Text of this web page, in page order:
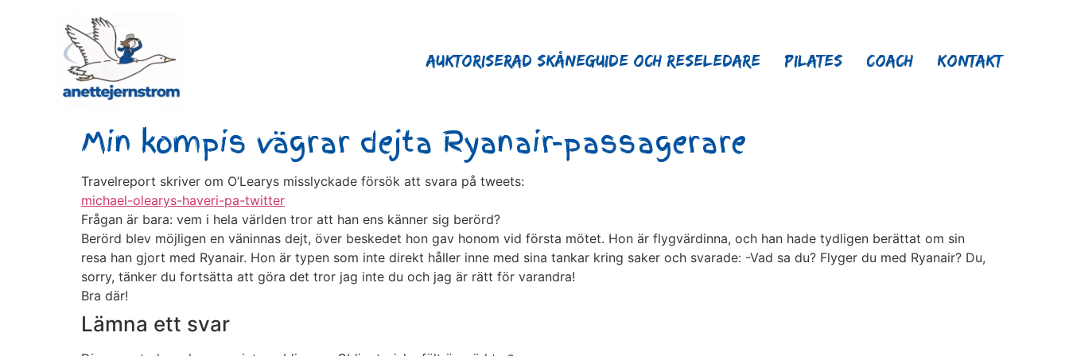
Auktoriserad Skåneguide och Reseledare Pilates Coach Kontakt
Min kompis vägrar dejta Ryanair-passagerare
Travelreport skriver om O’Learys misslyckade försök att svara på tweets:
michael-olearys-haveri-pa-twitter
Frågan är bara: vem i hela världen tror att han ens känner sig berörd?
Berörd blev möjligen en väninnas dejt, över beskedet hon gav honom vid första mötet. Hon är flygvärdinna, och han hade tydligen berättat om sin
resa han gjort med Ryanair. Hon är typen som inte direkt håller inne med sina tankar kring saker och svarade: -Vad sa du? Flyger du med Ryanair? Du,
sorry, tänker du fortsätta att göra det tror jag inte du och jag är rätt för varandra!
Bra där!
Lämna ett svar